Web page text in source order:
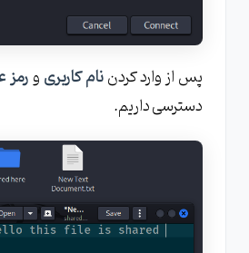
پس از وارد کردننام کاربری و رمز
دسترسی داریم.